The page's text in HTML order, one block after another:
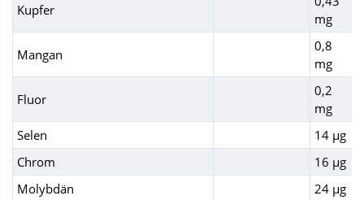
Kupfer
mg
Mangan
0,8
mg
Fluor
0,2
mg
Selen
14 µg
Chrom
16 µg
Molybdän
24 µg